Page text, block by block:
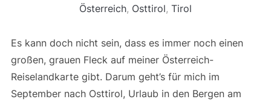
Österreich, Osttirol, Tirol
Es kann doch nicht sein, dass es immer noch einen
großen, grauen Fleck auf meiner Österreich-
Reiselandkarte gibt. Darum geht’s für mich im
September nach Osttirol, Urlaub in den Bergen am